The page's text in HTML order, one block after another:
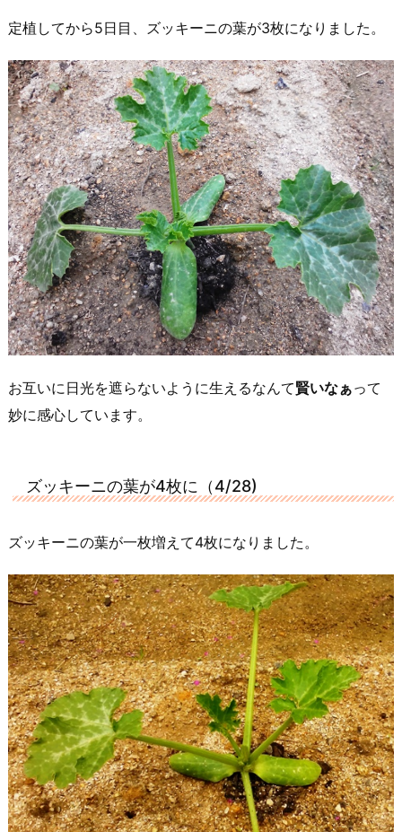
定植してから5日目、ズッキーニの葉が3枚になりました。
お互いに日光を遮らないように生えるなんて賢いなぁって
妙に感心しています。
ズッキーニの葉が4枚に（4/28)
ズッキーニの葉が一枚増えて4枚になりました。